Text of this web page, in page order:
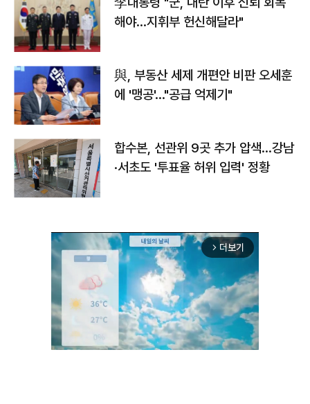
해야…지휘부 헌신해달라"
與, 부동산 세제 개편안 비판 오세훈
에 '맹공'…"공급 억제기"
합수본, 선관위 9곳 추가 압색…강남
·서초도 '투표율 허위 입력' 정황
arrow_forward_ios 더보기